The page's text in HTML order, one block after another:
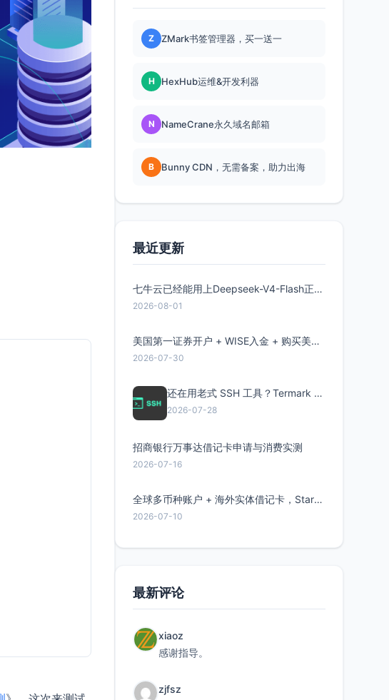
Z ZMark书签管理器，买一送一
H HexHub运维&开发利器
N NameCrane永久域名邮箱
B Bunny CDN，无需备案，助力出海
最近更新
七牛云已经能用上Deepseek-V4-Flash正式版了，点此领取300万Token
2026-08-01
美国第一证券开户 + WISE入金 + 购买美股全流程分享
2026-07-30
还在用老式 SSH 工具？Termark 新一代跨平台智能SSH客户端了解一下
2026-07-28
招商银行万事达借记卡申请与消费实测
2026-07-16
全球多币种账户 + 海外实体借记卡，Starryblu开户教程与注意事项
2026-07-10
最新评论
xiaoz
感谢指导。
zjfsz